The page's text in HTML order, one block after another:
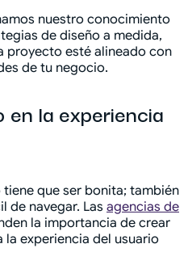
nuestro conocimiento
de diseño a medida,
proyecto esté alineado con
de tu negocio.
en la experiencia
que ser bonita; también
de navegar. Las agencias de
la importancia de crear
experiencia del usuario